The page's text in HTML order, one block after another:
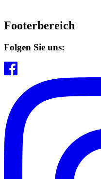
Footerbereich
Folgen Sie uns: